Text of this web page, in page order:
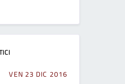
VEN 23 DIC 2016